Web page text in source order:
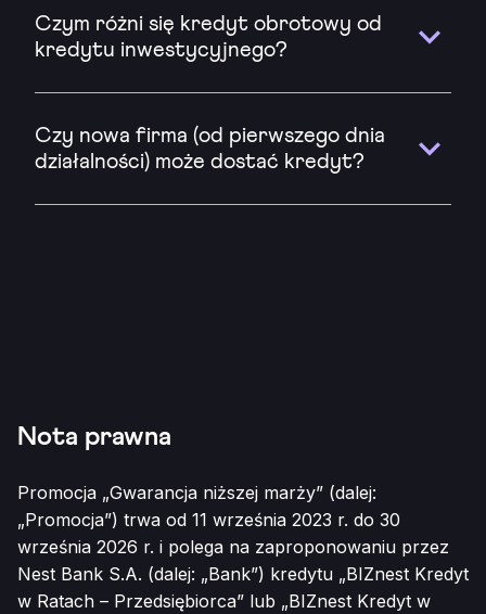
Czym różni się kredyt obrotowy od
kredytu inwestycyjnego?
Czy nowa firma (od pierwszego dnia
działalności) może dostać kredyt?
Nota prawna
Promocja „Gwarancja niższej marży” (dalej:
„Promocja”) trwa od 11 września 2023 r. do 30
września 2026 r. i polega na zaproponowaniu przez
Nest Bank S.A. (dalej: „Bank”) kredytu „BIZnest Kredyt
w Ratach – Przedsiębiorca” lub „BIZnest Kredyt w